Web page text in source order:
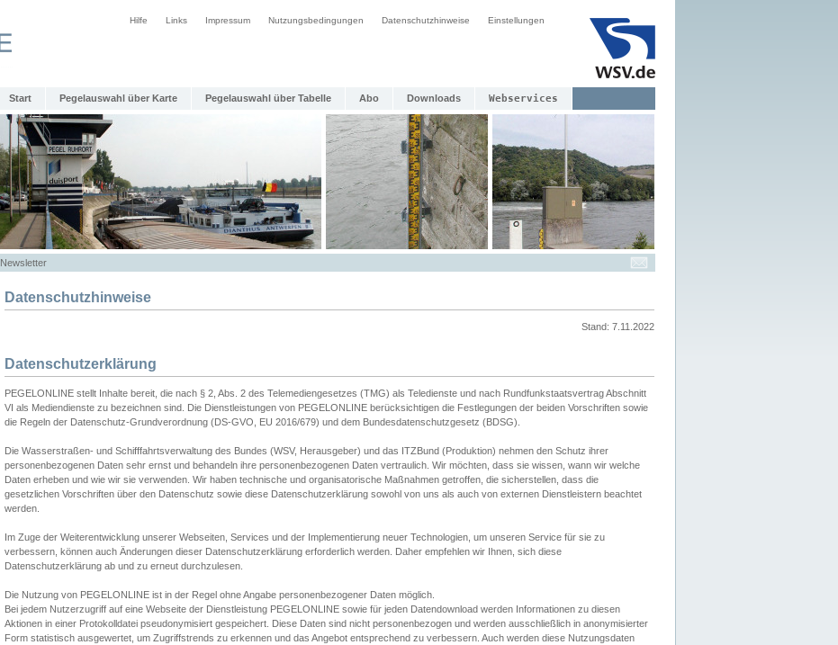
Hilfe Links Impressum Nutzungsbedingungen Datenschutzhinweise Einstellungen
Start Pegelauswahl über Karte Pegelauswahl über Tabelle Abo Downloads Webservices
Newsletter
Datenschutzhinweise
Stand: 7.11.2022
Datenschutzerklärung
PEGELONLINE stellt Inhalte bereit, die nach § 2, Abs. 2 des Telemediengesetzes (TMG) als Teledienste und nach Rundfunkstaatsvertrag Abschnitt
VI als Mediendienste zu bezeichnen sind. Die Dienstleistungen von PEGELONLINE berücksichtigen die Festlegungen der beiden Vorschriften sowie
die Regeln der Datenschutz-Grundverordnung (DS-GVO, EU 2016/679) und dem Bundesdatenschutzgesetz (BDSG).
Die Wasserstraßen- und Schifffahrtsverwaltung des Bundes (WSV, Herausgeber) und das ITZBund (Produktion) nehmen den Schutz ihrer
personenbezogenen Daten sehr ernst und behandeln ihre personenbezogenen Daten vertraulich. Wir möchten, dass sie wissen, wann wir welche
Daten erheben und wie wir sie verwenden. Wir haben technische und organisatorische Maßnahmen getroffen, die sicherstellen, dass die
gesetzlichen Vorschriften über den Datenschutz sowie diese Datenschutzerklärung sowohl von uns als auch von externen Dienstleistern beachtet
werden.
Im Zuge der Weiterentwicklung unserer Webseiten, Services und der Implementierung neuer Technologien, um unseren Service für sie zu
verbessern, können auch Änderungen dieser Datenschutzerklärung erforderlich werden. Daher empfehlen wir Ihnen, sich diese
Datenschutzerklärung ab und zu erneut durchzulesen.
Die Nutzung von PEGELONLINE ist in der Regel ohne Angabe personenbezogener Daten möglich.
Bei jedem Nutzerzugriff auf eine Webseite der Dienstleistung PEGELONLINE sowie für jeden Datendownload werden Informationen zu diesen
Aktionen in einer Protokolldatei pseudonymisiert gespeichert. Diese Daten sind nicht personenbezogen und werden ausschließlich in anonymisierter
Form statistisch ausgewertet, um Zugriffstrends zu erkennen und das Angebot entsprechend zu verbessern. Auch werden diese Nutzungsdaten